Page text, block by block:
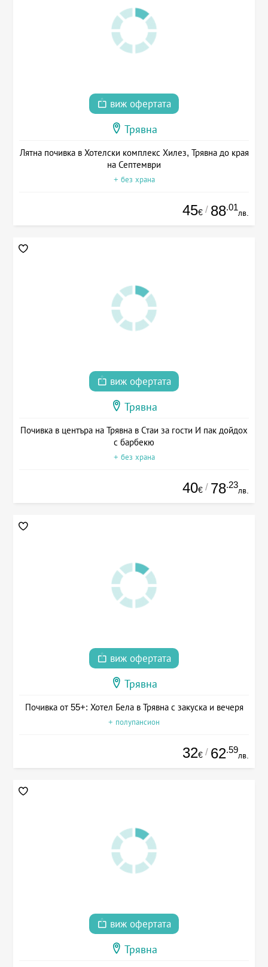
виж офертата
Трявна
Лятна почивка в Хотелски комплекс Хилез, Трявна до края
на Септември
+ без храна
45€ / 88.01
лв.
виж офертата
Трявна
Почивка в центъра на Трявна в Стаи за гости И пак дойдох
с барбекю
+ без храна
40€ / 78.23
лв.
виж офертата
Трявна
Почивка от 55+: Хотел Бела в Трявна с закуска и вечеря
+ полупансион
32€ / 62.59
лв.
виж офертата
Трявна